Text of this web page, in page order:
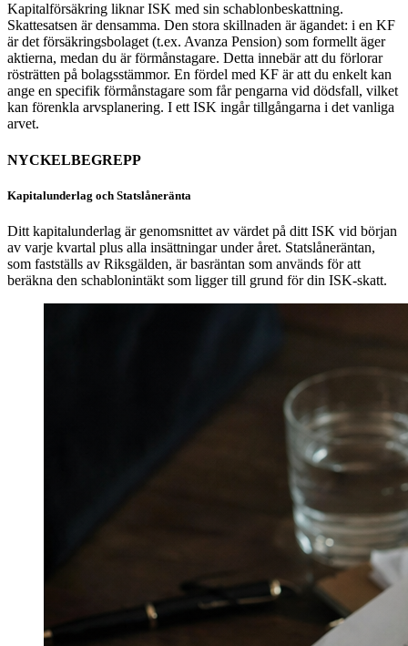
Kapitalförsäkring liknar ISK med sin schablonbeskattning.
Skattesatsen är densamma. Den stora skillnaden är ägandet: i en KF
är det försäkringsbolaget (t.ex. Avanza Pension) som formellt äger
aktierna, medan du är förmånstagare. Detta innebär att du förlorar
rösträtten på bolagsstämmor. En fördel med KF är att du enkelt kan
ange en specifik förmånstagare som får pengarna vid dödsfall, vilket
kan förenkla arvsplanering. I ett ISK ingår tillgångarna i det vanliga
arvet.
NYCKELBEGREPP
Kapitalunderlag och Statslåneränta
Ditt kapitalunderlag är genomsnittet av värdet på ditt ISK vid början
av varje kvartal plus alla insättningar under året. Statslåneräntan,
som fastställs av Riksgälden, är basräntan som används för att
beräkna den schablonintäkt som ligger till grund för din ISK-skatt.